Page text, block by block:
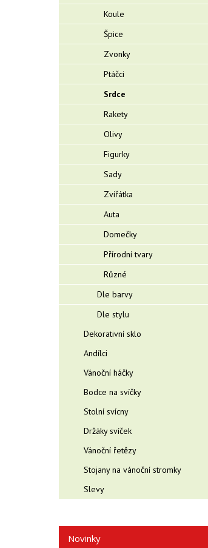
Koule
Špice
Zvonky
Ptáčci
Srdce
Rakety
Olivy
Figurky
Sady
Zvířátka
Auta
Domečky
Přírodní tvary
Různé
Dle barvy
Dle stylu
Dekorativní sklo
Andílci
Vánoční háčky
Bodce na svíčky
Stolní svícny
Držáky svíček
Vánoční řetězy
Stojany na vánoční stromky
Slevy
Novinky